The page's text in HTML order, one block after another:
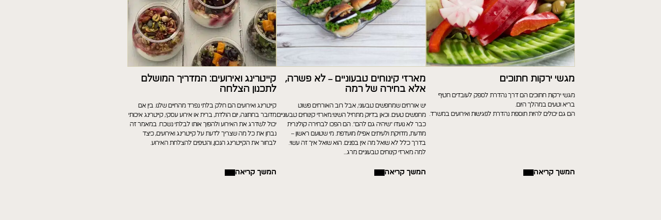
מגשי ירקות חתוכים
מגשי ירקות חתוכים הם דרך נהדרת לספק לעובדים חטיף
בריא וטעים במהלך היום.
הם גם יכולים להיות תוספת נהדרת לפגישות ואירועים במשרד.
המשך קריאה
מארזי קינוחים טבעוניים – לא פשרה,
אלא בחירה של רמה
יש אורחים שמחפשים טבעוני, אבל רוב האורחים פשוט
מחפשים טעים. וכאן בדיוק מתחיל השינוי.מארזי קינוחים טבעוניים
כבר לא נועדו “שיהיה גם להם”. הם הפכו לבחירה קולינרית
מודעת, מדויקת ולעיתים אפילו מועדפת. מי שטועם ראשון –
בדרך כלל לא שואל מה אין בפנים. הוא שואל איך זה עשוי.
למה מארזי קינוחים טבעוניים מרג...
המשך קריאה
קייטרינג ואירועים: המדריך המושלם
לתכנון הצלחה
קייטרינג ואירועים הם חלק בלתי נפרד מהחיים שלנו. בין אם
מדובר בחתונה, יום הולדת, ברית או אירוע עסקי, קייטרינג איכותי
יכול לשדרג את האירוע ולהפוך אותו לבלתי נשכח. במאמר זה
נבחן את כל מה שצריך לדעת על קייטרינג ואירועים, כיצד
לבחור את הקייטרינג הנכון, והטיפים להצלחת האירוע.
המשך קריאה